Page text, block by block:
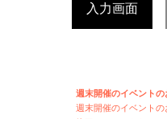
入力画面
週末開催のイベント
週末開催のイベントの